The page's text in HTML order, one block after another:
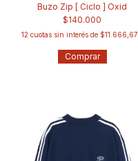
Buzo Zip [ Ciclo ] Oxid
$140.000
12 cuotas sin interés de $11.666,67
Comprar